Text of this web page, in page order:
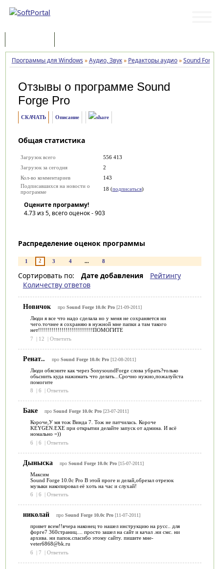
Программы для Windows »Аудио, Звук» Редакторы аудио»Sound Forge
Отзывы о программе Sound
Forge Pro
СКАЧАТЬ Описание
Общая статистика
Загрузок всего
556 413
Загрузок за сегодня
2
Кол-во комментариев
143
Подписавшихся на новости о
программе
18 (подписаться)
Оцените программу!
4.73из 5, всего оценок -903
Распределение оценок программы
1 2 3 4 ... 8
Сортировать по: Дате добавления
Рейтингу
Количеству ответов
Новичок про Sound Forge 10.0c Pro[21-09-2011]
Люди я все что надо сделала но у меня не сохраняется ни
чего.точнее я сохраняю в нужной мне папки а там такого
нет!!!!!!!!!!!!!!!!!!!!!!!!!!!!ПОМОГИТЕ
7
| 12 | Ответить
Ренат.. про Sound Forge 10.0c Pro[12-08-2011]
Люди обясните как через SonysoundForge слова убрать?только
обьснить куда нажимать что делать...Срочно нужно,пожалуйста
помогите
8
| 6 | Ответить
Баке про Sound Forge 10.0c Pro[23-07-2011]
Короче,У мя тож Винда 7. Тож не патчилась. Короче
KEYGEN.EXE при открытии делайте запуск от админа. И всё
номально =))
6
| 6 | Ответить
Дыныска про Sound Forge 10.0c Pro[15-07-2011]
Максим
Sound Forge 10.0c Pro В этой проге и делай,обрезал отрезок
музыки накопировал её хоть на час и слухай!
6
| 6 | Ответить
николай про Sound Forge 10.0c Pro[11-07-2011]
привет всем!!вчера наконец то нашел инструкцию на русс.. для
форге7 360страниц.... просто зашел на сайт и качал .ни смс. ни
архива. ни папок.спасибо этому сайту. пишите мне-
veter6868@bk.ru
6
| 7 | Ответить